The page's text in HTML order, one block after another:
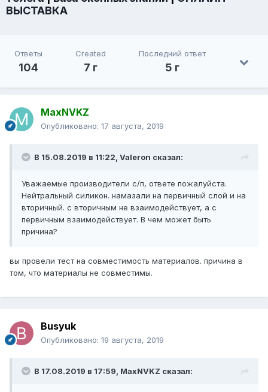
ВЫСТАВКА
Ответы
104
Created
7 г
Последний ответ
5 г
MaxNVKZ
Опубликовано: 17 августа, 2019
В 15.08.2019 в 11:22, Valeron сказал:
Уважаемые производители с/п, ответе пожалуйста.
Нейтральный силикон. намазали на первичный слой и на
вторичный. с вторичным не взаимодействует, а с
первичным взаимодействует. В чем может быть
причина?
вы провели тест на совместимость материалов. причина в
том, что материалы не совместимы.
Busyuk
Опубликовано: 19 августа, 2019
В 17.08.2019 в 17:59, MaxNVKZ сказал: